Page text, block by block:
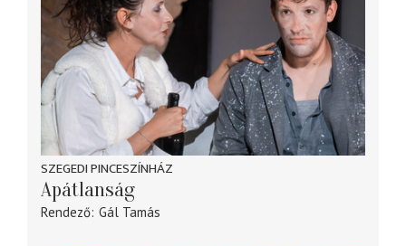
SZEGEDI PINCESZÍNHÁZ
Apátlanság
Rendező Gál Tamás